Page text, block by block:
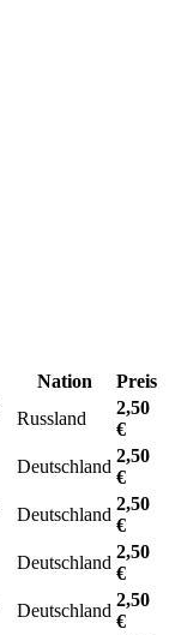
Nation
Preis
Russland
2,50
€
Deutschland
2,50
€
Deutschland
2,50
€
Deutschland
2,50
€
Deutschland
2,50
€